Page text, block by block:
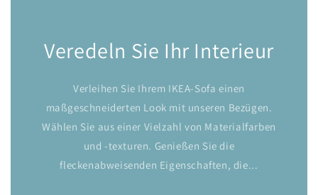
Veredeln Sie Ihr Interieur
Verleihen Sie Ihrem IKEA-Sofa einen
maßgeschneiderten Look mit unseren Bezügen.
Wählen Sie aus einer Vielzahl von Materialfarben
und -texturen. Genießen Sie die
fleckenabweisenden Eigenschaften, die...